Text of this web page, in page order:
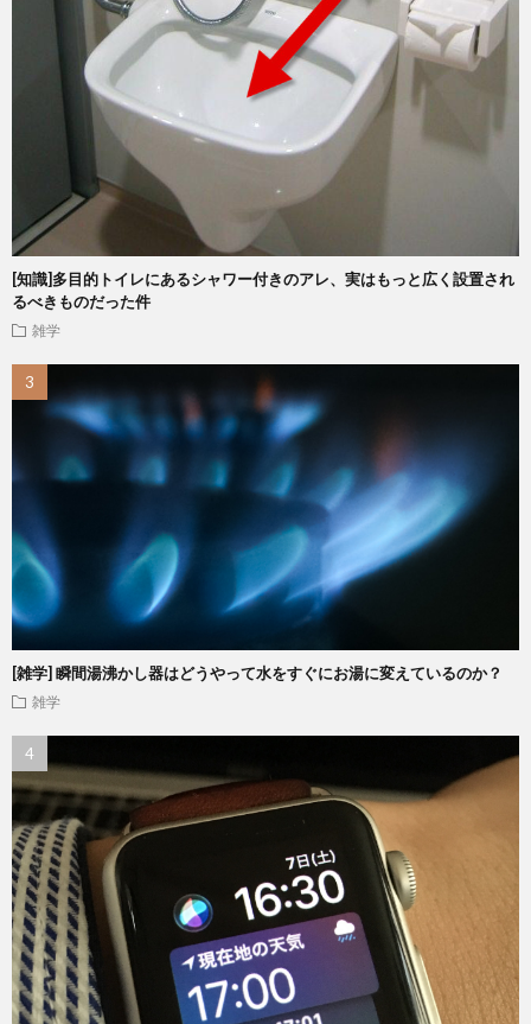
[知識]多目的トイレにあるシャワー付きのアレ、実はもっと広く設置され
るべきものだった件
雑学
[雑学] 瞬間湯沸かし器はどうやって水をすぐにお湯に変えているのか？
雑学